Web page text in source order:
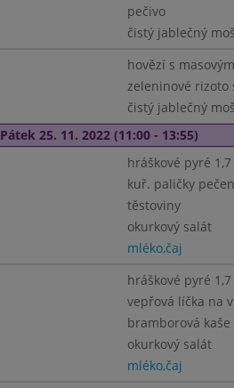
pečivo
čistý jablečný
hovězí s
zeleninové rizoto
čistý jablečný
Pátek 25. 11. 2022 (11:00 - 13:55)
hráškové pyré 1,7
kuř. paličky
těstoviny
okurkový salát
mléko,čaj
hráškové pyré 1,7
vepřová líčka na
bramborová kaše
okurkový salát
mléko,čaj